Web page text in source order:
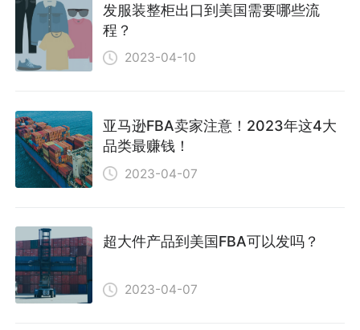
发服装整柜出口到美国需要哪些流
程？
2023-04-10
亚马逊FBA卖家注意！2023年这4大
品类最赚钱！
2023-04-07
超大件产品到美国FBA可以发吗？
2023-04-07